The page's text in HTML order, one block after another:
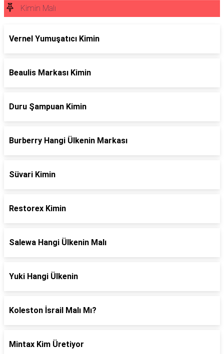
Kimin Malı
Vernel Yumuşatıcı Kimin
Beaulis Markası Kimin
Duru Şampuan Kimin
Burberry Hangi Ülkenin Markası
Süvari Kimin
Restorex Kimin
Salewa Hangi Ülkenin Malı
Yuki Hangi Ülkenin
Koleston İsrail Malı Mı?
Mintax Kim Üretiyor